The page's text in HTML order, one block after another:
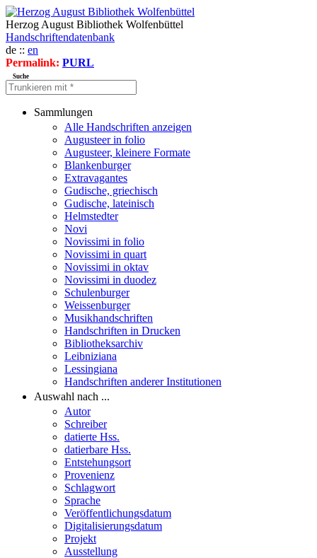
Herzog August Bibliothek Wolfenbüttel
Handschriftendatenbank
de :: en
Permalink: PURL
Suche
Sammlungen
Alle Handschriften anzeigen
Augusteer in folio
Augusteer, kleinere Formate
Blankenburger
Extravagantes
Gudische, griechisch
Gudische, lateinisch
Helmstedter
Novi
Novissimi in folio
Novissimi in quart
Novissimi in oktav
Novissimi in duodez
Schulenburger
Weissenburger
Musikhandschriften
Handschriften in Drucken
Bibliotheksarchiv
Leibniziana
Lessingiana
Handschriften anderer Institutionen
Auswahl nach ...
Autor
Schreiber
datierte Hss.
datierbare Hss.
Entstehungsort
Provenienz
Schlagwort
Sprache
Veröffentlichungsdatum
Digitalisierungsdatum
Projekt
Ausstellung